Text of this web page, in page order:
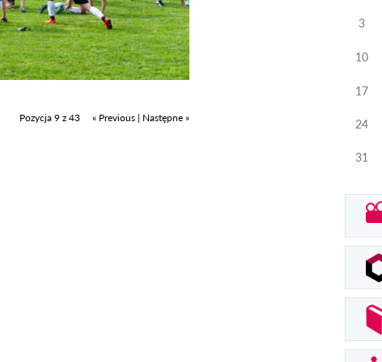
Pozycja 9 z 43 « Previous | Następne »
3
10
17
24
31